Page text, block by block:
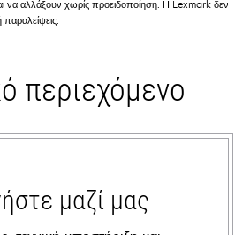
να αλλάξουν χωρίς προειδοποίηση. Η Lexmark δεν
περιεχόμενο
μαζί μας